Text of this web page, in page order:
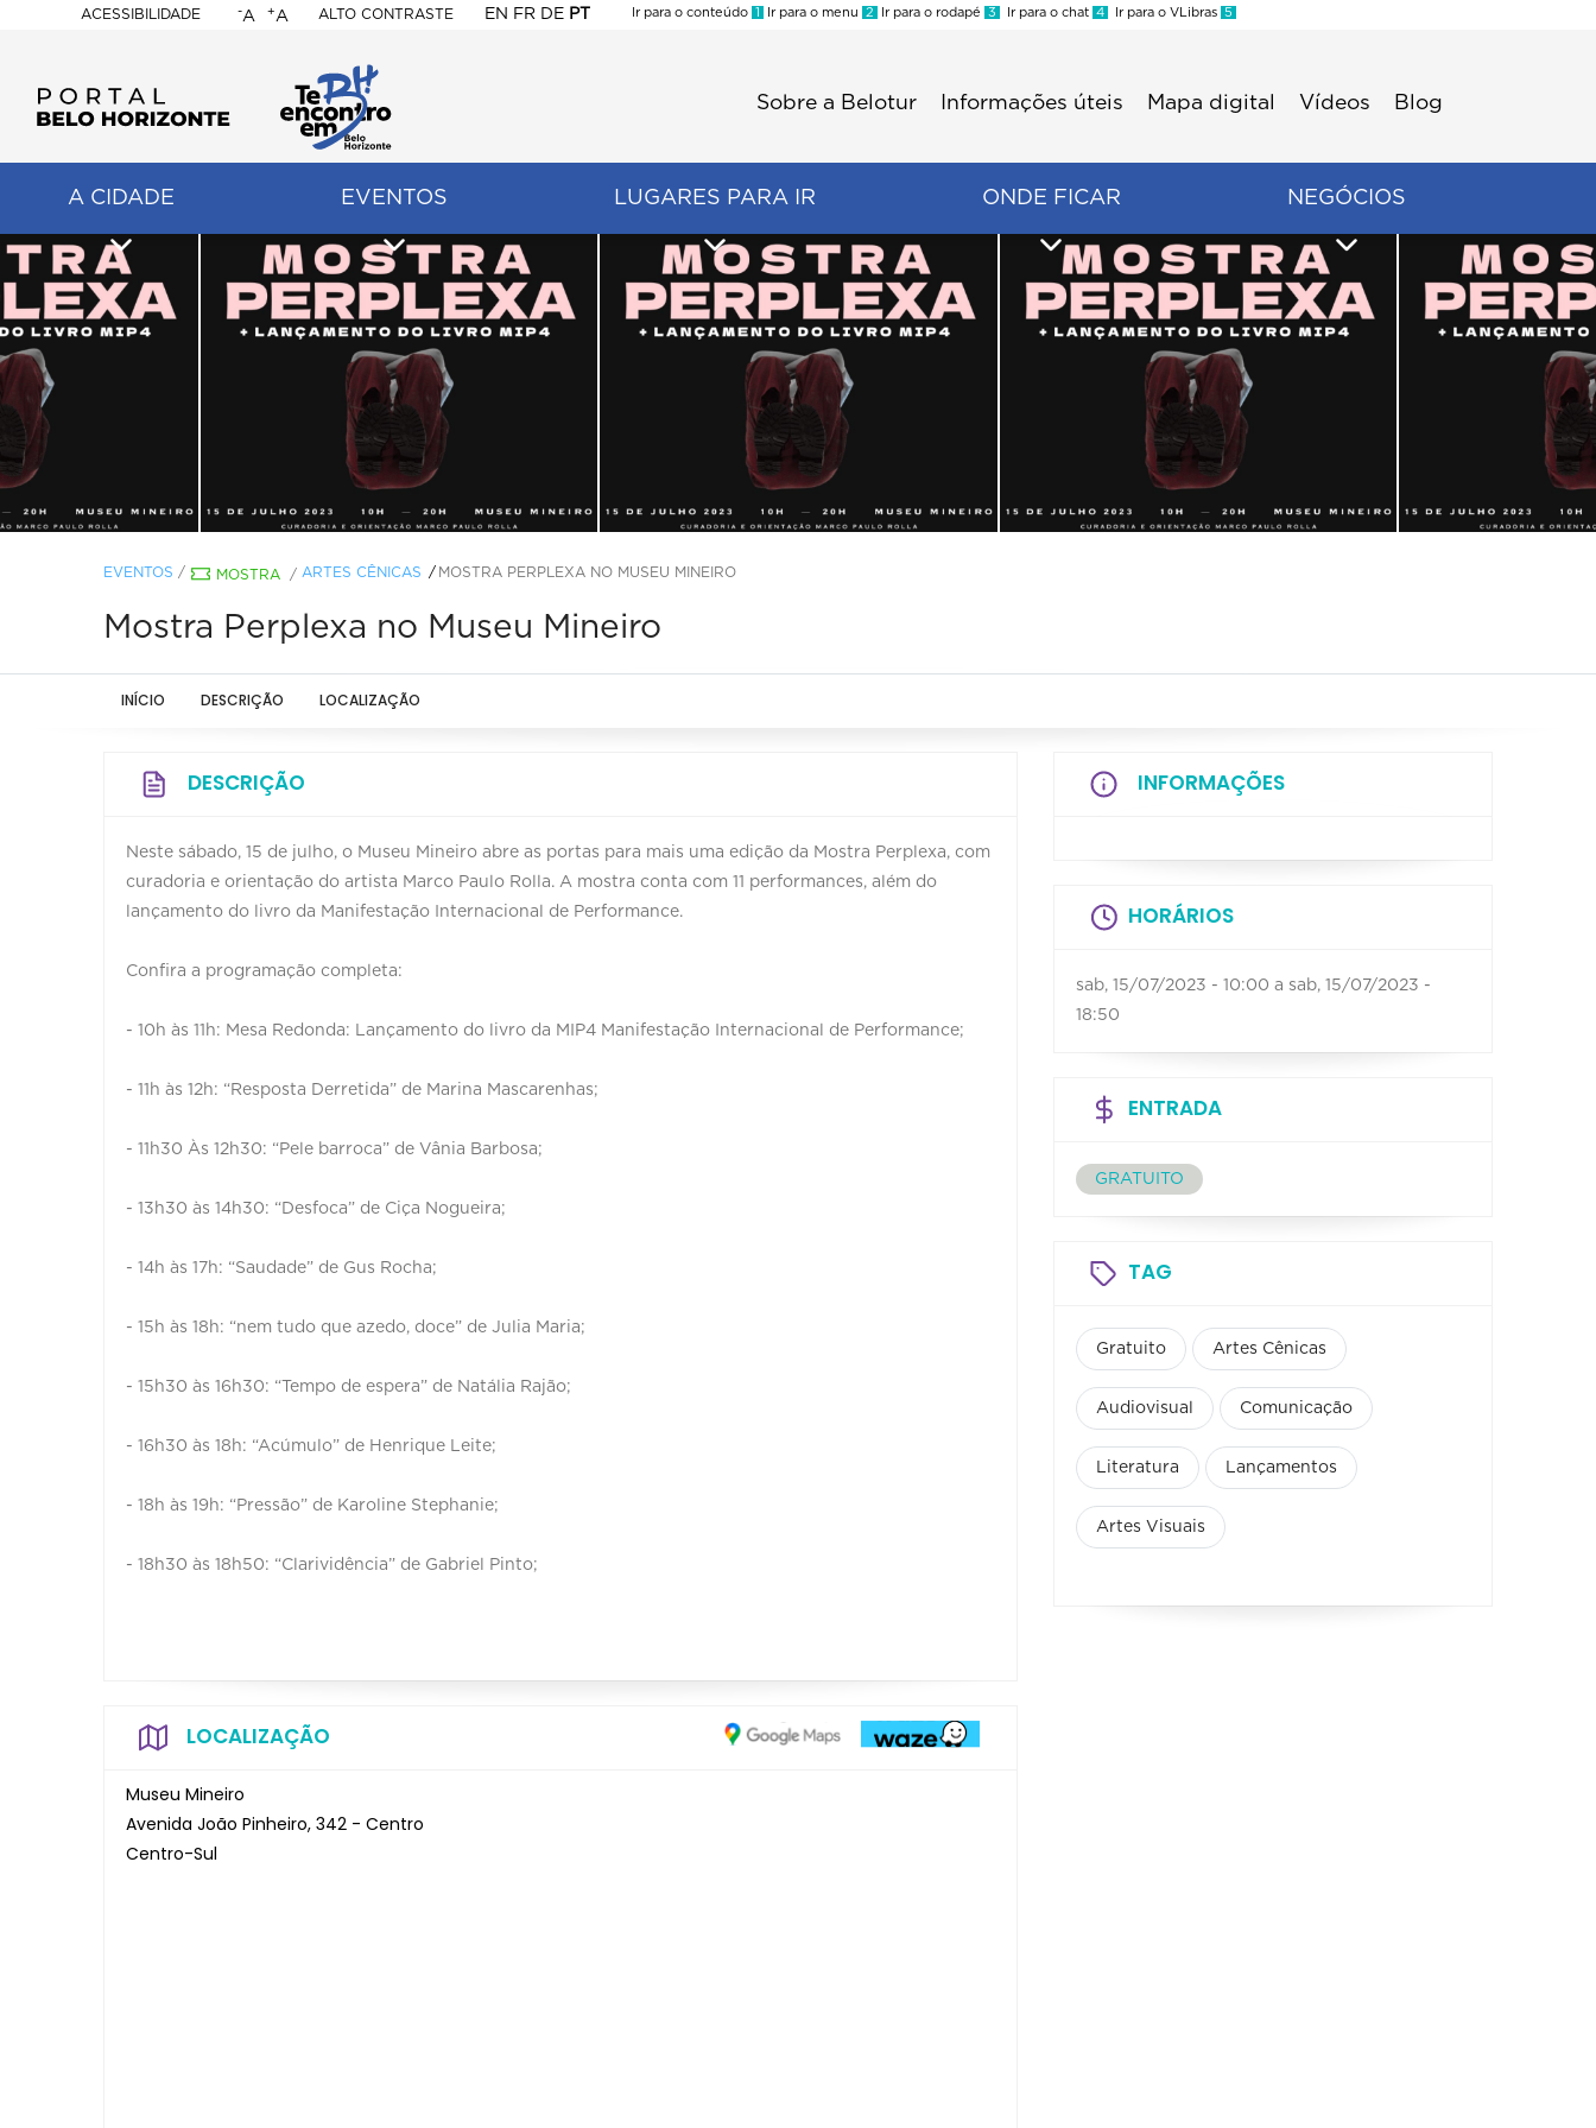
ACESSIBILIDADE
BELO
HORIZONTE
-A +A ALTO CONTRASTE EN FR DE PT
Ir para o conteúdo 1 Ir para o menu 2 Ir para o rodapé 3 Ir para o chat 4 Ir para o VLibras 5
Sobre a Belotur Informações úteis Mapa digital Vídeos Blog
A CIDADE EVENTOS LUGARES PARA IR ONDE FICAR NEGÓCIOS
EVENTOS / MOSTRA / ARTES CÊNICAS MOSTRA PERPLEXA NO MUSEU MINEIRO
Mostra Perplexa no Museu Mineiro
INÍCIO DESCRIÇÃO LOCALIZAÇÃO
DESCRIÇÃO
Neste sábado, 15 de julho, o Museu Mineiro abre as portas para mais uma edição da Mostra Perplexa, com
curadoria e orientação do artista Marco Paulo Rolla. A mostra conta com 11 performances, além do
lançamento do livro da Manifestação Internacional de Performance.
Confira a programação completa:
- 10h às 11h: Mesa Redonda: Lançamento do livro da MIP4 Manifestação Internacional de Performance;
- 11h às 12h: “Resposta Derretida” de Marina Mascarenhas;
- 11h30 Às 12h30: “Pele barroca” de Vânia Barbosa;
- 13h30 às 14h30: “Desfoca” de Ciça Nogueira;
- 14h às 17h: “Saudade” de Gus Rocha;
- 15h às 18h: “nem tudo que azedo, doce” de Julia Maria;
- 15h30 às 16h30: “Tempo de espera” de Natália Rajão;
- 16h30 às 18h: “Acúmulo” de Henrique Leite;
- 18h às 19h: “Pressão” de Karoline Stephanie;
- 18h30 às 18h50: “Clarividência” de Gabriel Pinto;
LOCALIZAÇÃO
Museu Mineiro
Avenida João Pinheiro, 342 - Centro
Centro-Sul
INFORMAÇÕES
HORÁRIOS
sab, 15/07/2023 - 10:00 a sab, 15/07/2023 -
18:50
ENTRADA
GRATUITO
TAG
Gratuito Artes Cênicas
Audiovisual Comunicação
Literatura Lançamentos
Artes Visuais